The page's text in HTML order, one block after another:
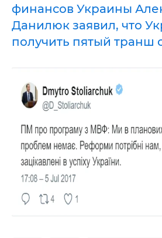
финансов Украины
Данилюк заявил, что
получить пятый транш